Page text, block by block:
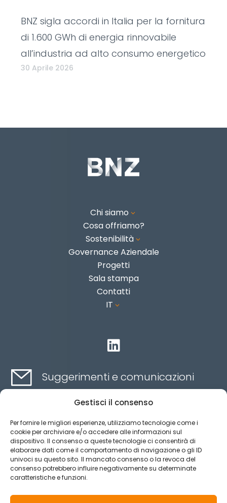
Gestisci il consenso
Per fornire le migliori esperienze, utilizziamo tecnologie come i
cookie per archiviare e/o accedere alle informazioni sul
dispositivo. Il consenso a queste tecnologie ci consentirà di
elaborare dati come il comportamento di navigazione o gli ID
univoci su questo sito. Il mancato consenso o la revoca del
consenso potrebbero influire negativamente su determinate
caratteristiche e funzioni.
BNZ sigla accordi in Italia per la fornitura
di 1.600 GWh di energia rinnovabile
all’industria ad alto consumo energetico
30 Aprile 2026
Chi siamo 3
Cosa offriamo?
Sostenibilità3
Governance Aziendale
Progetti
Sala stampa
Contatti
IT 3

Suggerimenti e comunicazioni
Canale etico
Política de privacidad